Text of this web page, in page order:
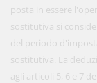
posta in essere
sostitutiva si
del periodo
sostitutiva. La
agli articoli 5, 6 e 7